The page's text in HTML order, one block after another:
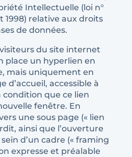
Intellectuelle (loi n°
1998) relative aux droits
de données.
du site internet
place un hyperlien en
mais uniquement en
d’accueil, accessible à
condition que ce lien
fenêtre. En
une sous page (« lien
ainsi que l’ouverture
d’un cadre (« framing
expresse et préalable